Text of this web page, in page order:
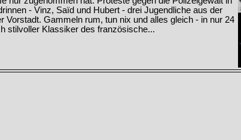
- Vinz, Saïd und Hubert - drei Jugendliche aus der
Vorstadt. Gammeln rum, tun nix und alles gleich - in nur 24
stilvoller Klassiker des französische...